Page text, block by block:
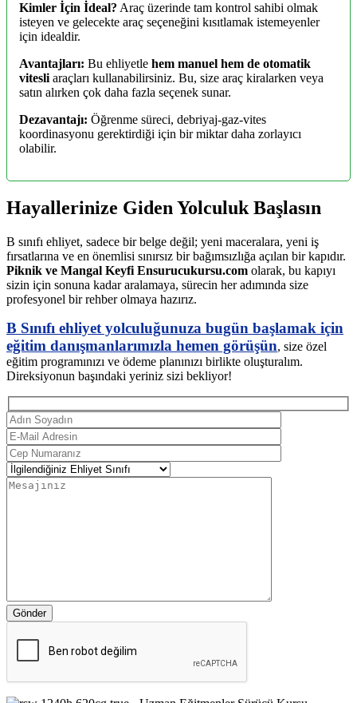
Kimler İçin İdeal? Araç üzerinde tam kontrol sahibi olmak
isteyen ve gelecekte araç seçeneğini kısıtlamak istemeyenler
için idealdir.
Avantajları: Bu ehliyetle hem manuel hem de otomatik
vitesli araçları kullanabilirsiniz. Bu, size araç kiralarken veya
satın alırken çok daha fazla seçenek sunar.
Dezavantajı: Öğrenme süreci, debriyaj-gaz-vites
koordinasyonu gerektirdiği için bir miktar daha zorlayıcı
olabilir.
Hayallerinize Giden Yolculuk Başlasın
B sınıfı ehliyet, sadece bir belge değil; yeni maceralara, yeni iş
fırsatlarına ve en önemlisi sınırsız bir bağımsızlığa açılan bir kapıdır.
Piknik ve Mangal Keyfi Ensurucukursu.com olarak, bu kapıyı
sizin için sonuna kadar aralamaya, sürecin her adımında size
profesyonel bir rehber olmaya hazırız.
B Sınıfı ehliyet yolculuğunuza bugün başlamak için
eğitim danışmanlarımızla hemen görüşün, size özel
eğitim programınızı ve ödeme planınızı birlikte oluşturalım.
Direksiyonun başındaki yeriniz sizi bekliyor!
Gönder